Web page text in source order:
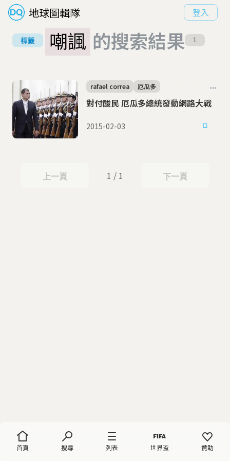
地球圖輯隊 登入
首頁 搜尋 列表 世界盃 贊助
標籤 嘲諷 的搜索結果 1
對付酸民 厄瓜多總統發動網路大戰
rafael correa 厄瓜多
2015-02-03
上一頁
上一頁 1 / 1 下一頁
下一頁